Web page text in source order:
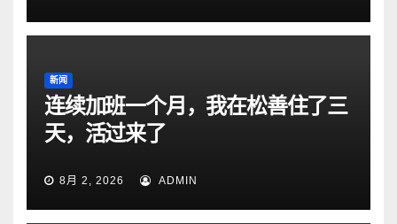
新闻
连续加班一个月，我在松善住了三
天，活过来了
8月 2, 2026 ADMIN